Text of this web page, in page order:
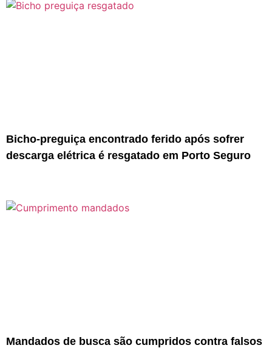
Bicho-preguiça encontrado ferido após sofrer
descarga elétrica é resgatado em Porto Seguro
Mandados de busca são cumpridos contra falsos